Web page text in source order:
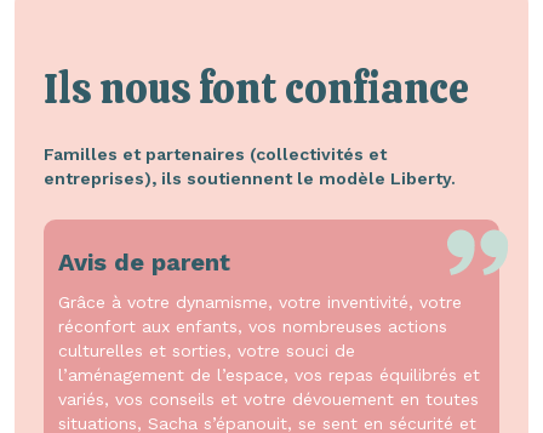
Ils nous font confiance
Familles et partenaires (collectivités et
entreprises), ils soutiennent le modèle Liberty.
Avis de parent
Grâce à votre dynamisme, votre inventivité, votre
réconfort aux enfants, vos nombreuses actions
culturelles et sorties, votre souci de
l’aménagement de l’espace, vos repas équilibrés et
variés, vos conseils et votre dévouement en toutes
situations, Sacha s’épanouit, se sent en sécurité et